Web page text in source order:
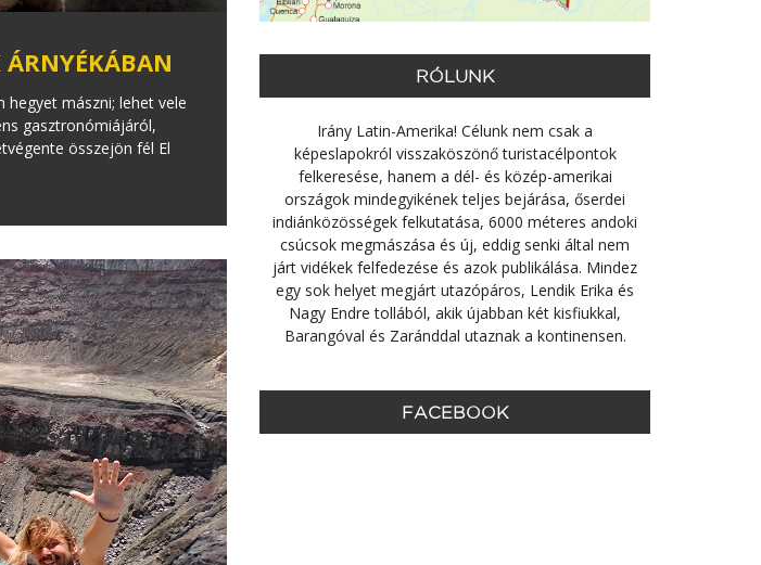
ÁRNYÉKÁBAN
hegyet mászni; lehet vele
gasztronómiájáról,
összejön fél El
RÓLUNK
Irány Latin-Amerika! Célunk nem csak a
képeslapokról visszaköszönő turistacélpontok
felkeresése, hanem a dél- és közép-amerikai
országok mindegyikének teljes bejárása, őserdei
indiánközösségek felkutatása, 6000 méteres andoki
csúcsok megmászása és új, eddig senki által nem
járt vidékek felfedezése és azok publikálása. Mindez
egy sok helyet megjárt utazópáros, Lendik Erika és
Nagy Endre tollából, akik újabban két kisfiukkal,
Barangóval és Zaránddal utaznak a kontinensen.
FACEBOOK